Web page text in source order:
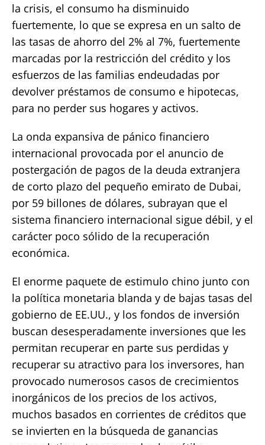
la crisis, el consumo ha disminuido
fuertemente, lo que se expresa en un salto de
las tasas de ahorro del 2% al 7%, fuertemente
marcadas por la restricción del crédito y los
esfuerzos de las familias endeudadas por
devolver préstamos de consumo e hipotecas,
para no perder sus hogares y activos.
La onda expansiva de pánico financiero
internacional provocada por el anuncio de
postergación de pagos de la deuda extranjera
de corto plazo del pequeño emirato de Dubai,
por 59 billones de dólares, subrayan que el
sistema financiero internacional sigue débil, y el
carácter poco sólido de la recuperación
económica.
El enorme paquete de estimulo chino junto con
la política monetaria blanda y de bajas tasas del
gobierno de EE.UU., y los fondos de inversión
buscan desesperadamente inversiones que les
permitan recuperar en parte sus perdidas y
recuperar su atractivo para los inversores, han
provocado numerosos casos de crecimientos
inorgánicos de los precios de los activos,
muchos basados en corrientes de créditos que
se invierten en la búsqueda de ganancias